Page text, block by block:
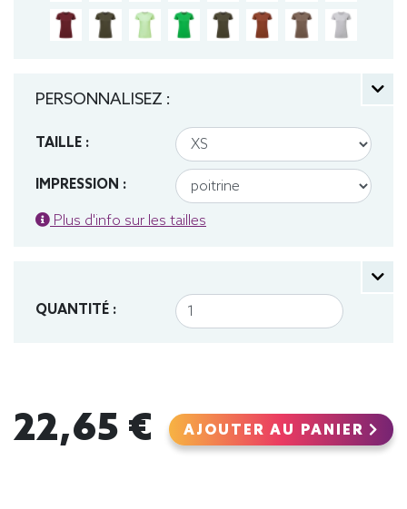
PERSONNALISEZ :
TAILLE :
IMPRESSION :
Plus d'info sur les tailles
QUANTITÉ :
22,65 € AJOUTER AU PANIER